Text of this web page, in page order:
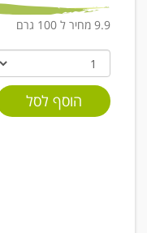
9.9 מחיר ל 100 גרם